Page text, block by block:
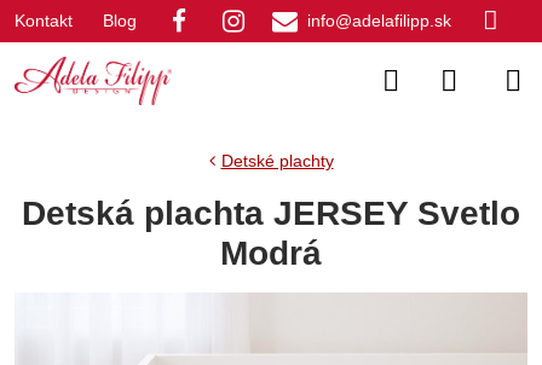
Kontakt Blog info@adelafilipp.sk
Detské plachty
Detská plachta JERSEY Svetlo
Modrá